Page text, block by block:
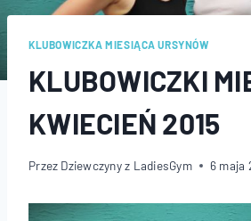
KLUBOWICZKA MIESIĄCA URSYNÓW
KLUBOWICZKI
KWIECIEŃ 2015
Przez Dziewczyny z LadiesGym 6 maja